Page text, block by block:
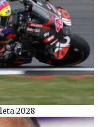
2028